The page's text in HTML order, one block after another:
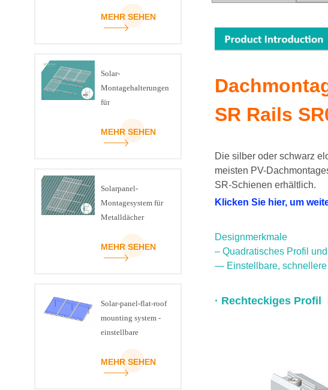
SR Rails
Die silber oder schwarz
meisten PV-
SR-Schienen erhältlich.
Klicken Sie hier, um
Designmerkmale
– Quadratisches Profil
— Einstellbare, schnellere
· Rechteckiges Profil
Kit
MEHR SEHEN
Solar-
Montagehalterungen
für
MEHR SEHEN
Solarpanel-
Montagesystem für
Metalldächer
MEHR SEHEN
Solar-panel-flat-roof
mounting system -
einstellbare
MEHR SEHEN